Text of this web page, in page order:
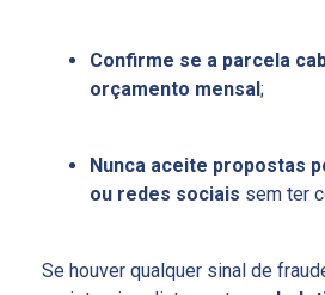
Confirme se a parcela
orçamento mensal ;
Nunca aceite propostas
ou redes sociais sem ter
Se houver qualquer sinal de